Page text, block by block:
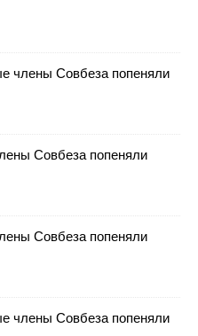
члены Совбеза попеняли
Совбеза попеняли
Совбеза попеняли
члены Совбеза попеняли